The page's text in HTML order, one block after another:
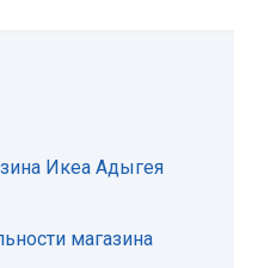
Икеа Адыгея
магазина